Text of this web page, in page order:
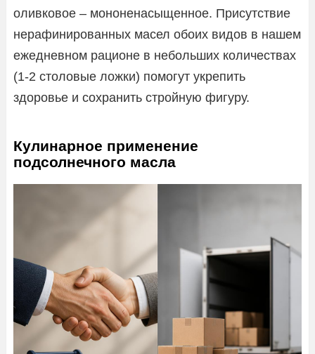
оливковое – мононенасыщенное. Присутствие
нерафинированных масел обоих видов в нашем
ежедневном рационе в небольших количествах
(1-2 столовые ложки) помогут укрепить
здоровье и сохранить стройную фигуру.
Кулинарное применение
подсолнечного масла